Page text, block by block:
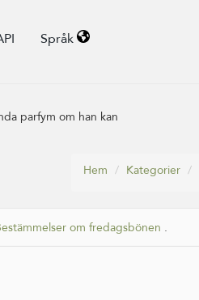
Språk
parfym om han kan
Hem Kategorier
om fredagsbönen .